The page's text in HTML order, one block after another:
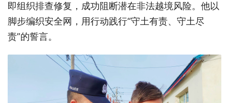
即组织排查修复，成功阻断潜在非法越境风险。他以
脚步编织安全网，用行动践行“守土有责、守土尽
责”的誓言。